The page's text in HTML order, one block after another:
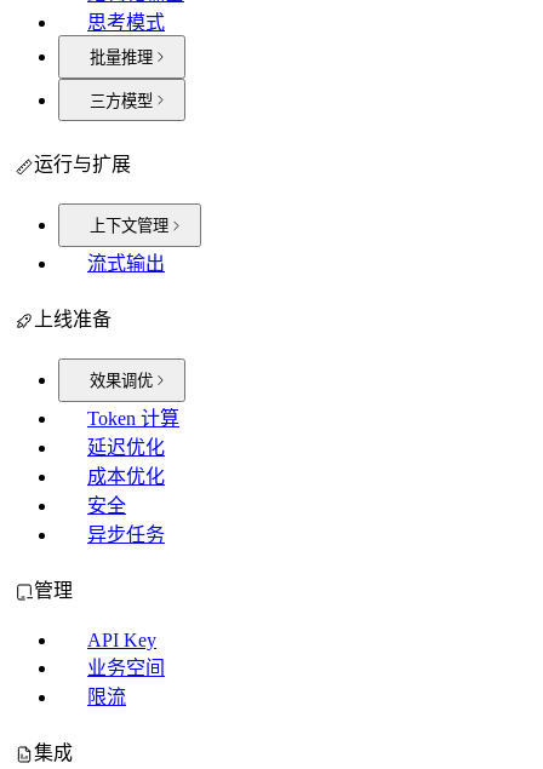
思考模式
批量推理
三方模型
运行与扩展
上下文管理
流式输出
上线准备
效果调优
Token 计算
延迟优化
成本优化
安全
异步任务
管理
API Key
业务空间
限流
集成